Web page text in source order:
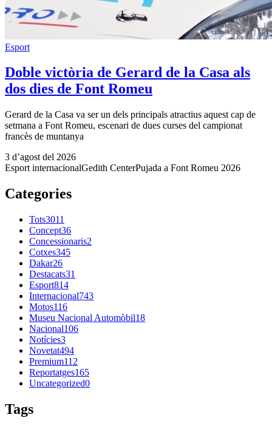
Esport
Doble victòria de Gerard de la Casa als
dos dies de Font Romeu
Gerard de la Casa va ser un dels principals atractius aquest cap de
setmana a Font Romeu, escenari de dues curses del campionat
francès de muntanya
3 d’agost del 2026
Esport internacionalGedith CenterPujada a Font Romeu 2026
Categories
Tots3011
Concept36
Concessionaris2
Cotxes345
Dakar26
Destacats31
Esport814
Internacional743
Motos116
Museu Nacional Automòbil18
Nacional106
Notícies3
Novetat494
Premium112
Reportatges165
Uncategorized0
Tags